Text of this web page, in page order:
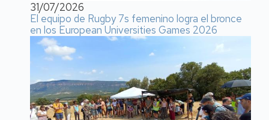
31/07/2026
El equipo de Rugby 7s femenino logra el bronce
en los European Universities Games 2026